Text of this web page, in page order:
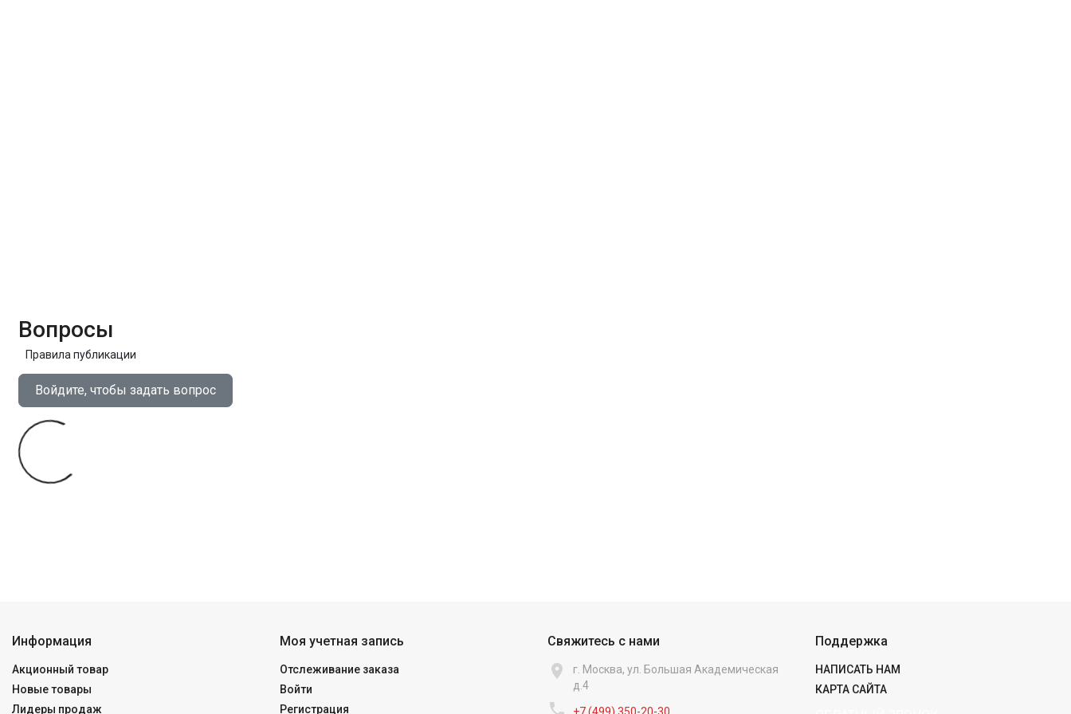
Вопросы
Правила публикации
Войдите, чтобы задать вопрос
Информация
Акционный товар
Новые товары
Лидеры продаж
Моя учетная запись
Отслеживание заказа
Войти
Регистрация
Свяжитесь с нами

г. Москва, ул. Большая Академическая
д.4

Поддержка
НАПИСАТЬ НАМ
КАРТА САЙТА